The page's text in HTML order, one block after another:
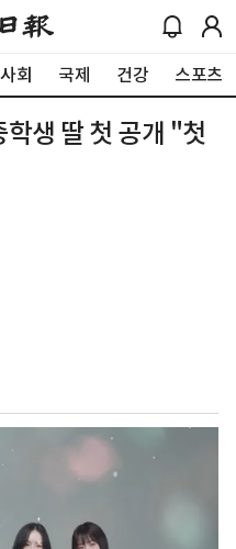
사회 국제 건강 스포츠
생 딸 첫 공개 "첫